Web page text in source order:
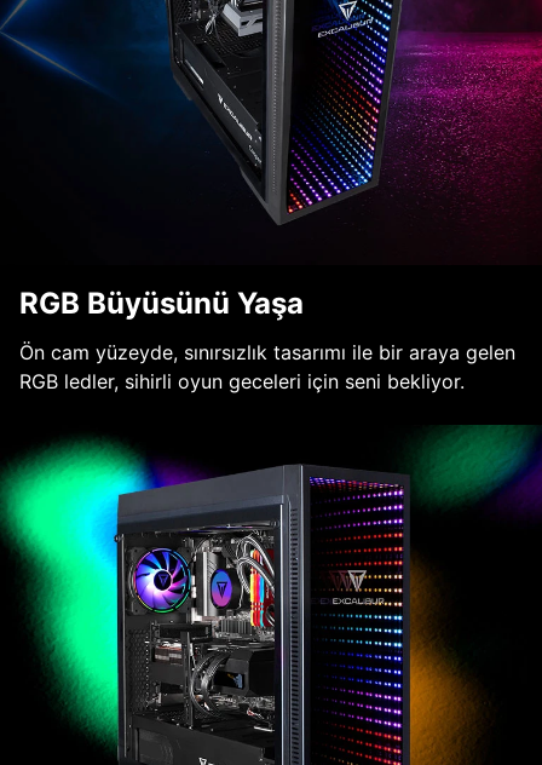
RGB Büyüsünü Yaşa
Ön cam yüzeyde, sınırsızlık tasarımı ile bir araya gelen
RGB ledler, sihirli oyun geceleri için seni bekliyor.